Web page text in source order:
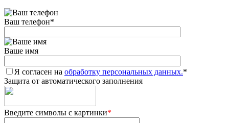
Ваш телефон*
Ваше имя
Я согласен на обработку персональных данных.*
Защита от автоматического заполнения
Введите символы с картинки*
Оплачивайте сегодня только
25% картой любого банка
Получайте товар
выбранный способом
Оставшиеся75% будут